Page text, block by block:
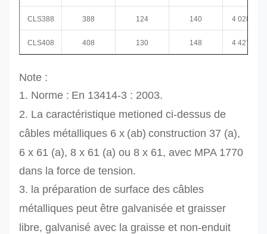
CLS388 388 124 140 4 028,3
CLS408 408 130 148 4 427,5
Note :
1. Norme : En 13414-3 : 2003.
2. La caractéristique metioned ci-dessus de
câbles métalliques 6 x (ab) construction 37 (a),
6 x 61 (a), 8 x 61 (a) ou 8 x 61, avec MPA 1770
dans la force de tension.
3. la préparation de surface des câbles
métalliques peut être galvanisée et graisser
libre, galvanisé avec la graisse et non-enduit